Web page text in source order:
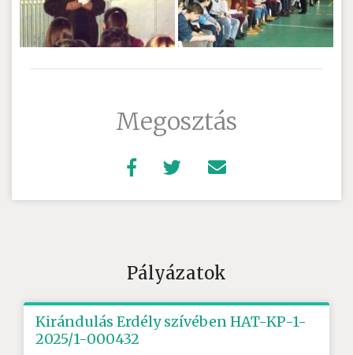
Megosztás
Pályázatok
Kirándulás Erdély szívében HAT-KP-1-
2025/1-000432